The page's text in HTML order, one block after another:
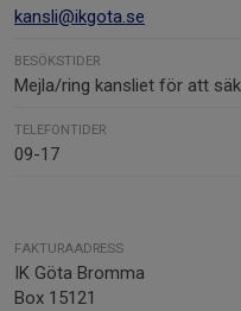
kansli@ikgota.se
BESÖKSTIDER
Mejla/ring kansliet för att
TELEFONTIDER
09-17
FAKTURAADRESS
IK Göta Bromma
Box 15121